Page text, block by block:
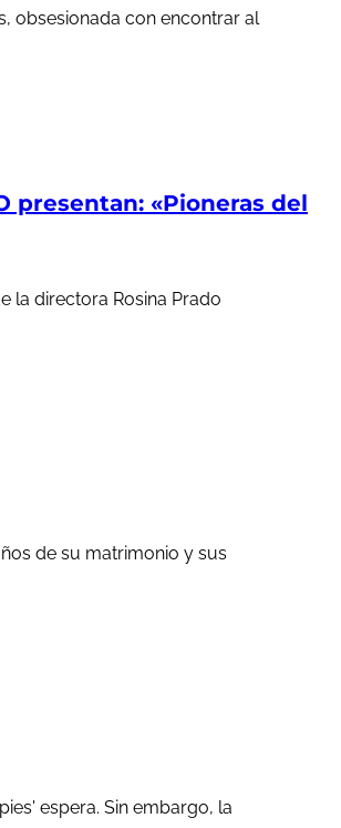
obsesionada con encontrar al
presentan: «Pioneras del
la directora Rosina Prado
de su matrimonio y sus
espera. Sin embargo, la